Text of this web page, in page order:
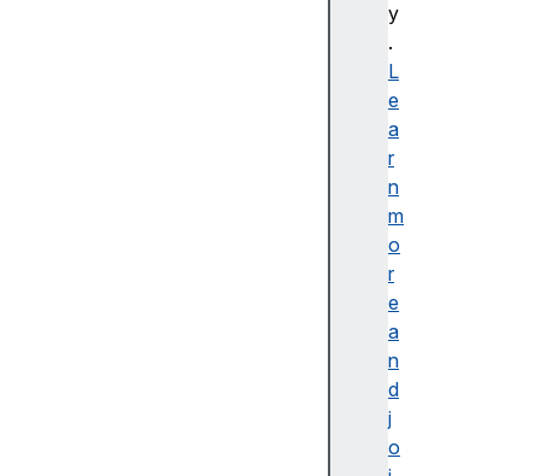
y
.
L
e
a
r
n
m
o
r
e
a
n
d
j
o